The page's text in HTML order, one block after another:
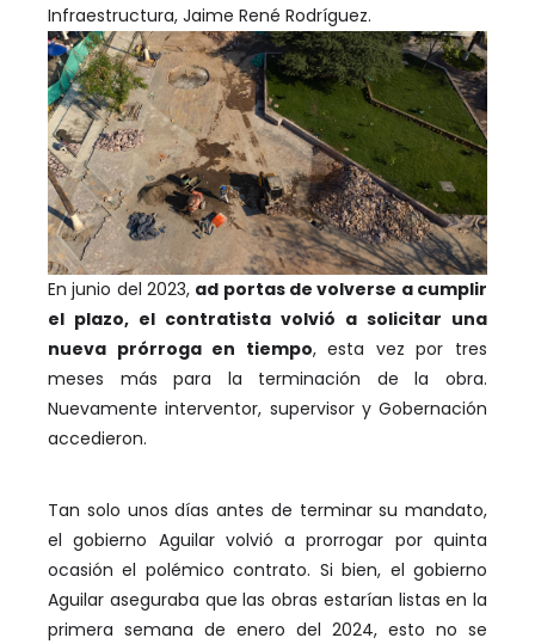
Infraestructura, Jaime René Rodríguez.
En junio del 2023, ad portas de volverse a cumplir
el plazo, el contratista volvió a solicitar una
nueva prórroga en tiempo, esta vez por tres
meses más para la terminación de la obra.
Nuevamente interventor, supervisor y Gobernación
accedieron.
Tan solo unos días antes de terminar su mandato,
el gobierno Aguilar volvió a prorrogar por quinta
ocasión el polémico contrato. Si bien, el gobierno
Aguilar aseguraba que las obras estarían listas en la
primera semana de enero del 2024, esto no se